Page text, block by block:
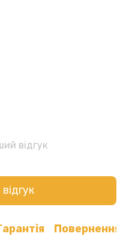
відгук
Повернення